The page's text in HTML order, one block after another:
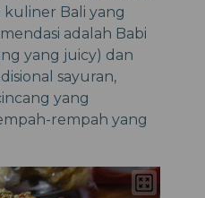
kuliner Bali yang
adalah Babi
yang juicy) dan
sayuran,
yang
rempah yang